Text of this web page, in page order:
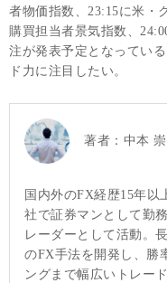
者物価指数、23:15に米・
購買担当者景気指数、
注が発表予定となってい
ド力に注目したい。
著者： 中本 崇
国内外のFX経歴15年以
社で証券マンとして勤
レーダーとして活動。
のFX手法を開発し、勝
ングまで幅広いトレー